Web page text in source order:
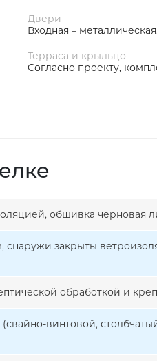
Двери
Входная –
Терраса и крыльцо
Согласно проекту,
обшивка
закрыты
обработкой и
винтовой,